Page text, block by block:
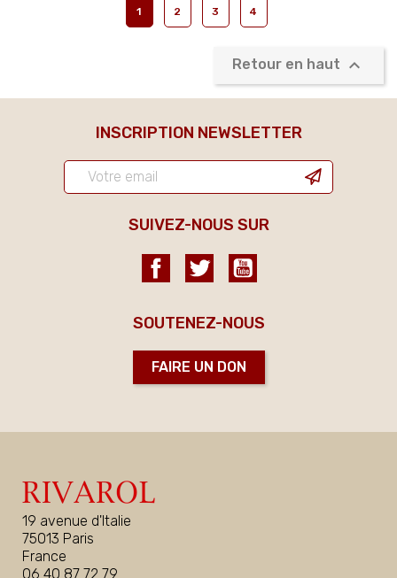
1 2 3 4
Retour en haut 
INSCRIPTION NEWSLETTER
SUIVEZ-NOUS SUR
FacebookTwitter
SOUTENEZ-NOUS
FAIRE UN DON
19 avenue d'Italie
75013 Paris
France
06 40 87 72 79